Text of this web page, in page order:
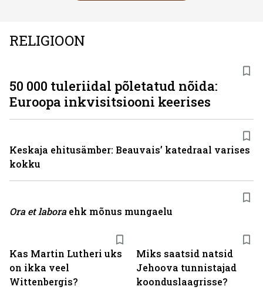
RELIGIOON
Kas Martin Lutheri uks
on ikka veel
Wittenbergis?
Miks saatsid natsid
Jehoova tunnistajad
koonduslaagrisse?
50 000 tuleriidal põletatud nõida:
Euroopa inkvisitsiooni keerises
Keskaja ehitusämber: Beauvais’ katedraal varises
kokku
Ora et laboraehk mõnus mungaelu